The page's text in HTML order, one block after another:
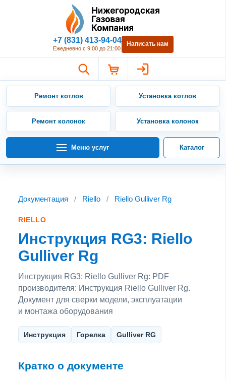
Нижегородская Газовая
+7 (831) 413-94-04
Ежедневно с 9:00 до 21:00
Написать нам
Ремонт котлов Установка котлов
Ремонт колонок Установка колонок
Меню услуг Каталог
Документация / Riello / Riello Gulliver Rg
RIELLO
Инструкция RG3: Riello
Gulliver Rg
Инструкция RG3: Riello Gulliver Rg: PDF
производителя: Инструкция Riello Gulliver Rg.
Документ для сверки модели, эксплуатации
и монтажа оборудования
Инструкция Горелка Gulliver RG
Кратко о документе